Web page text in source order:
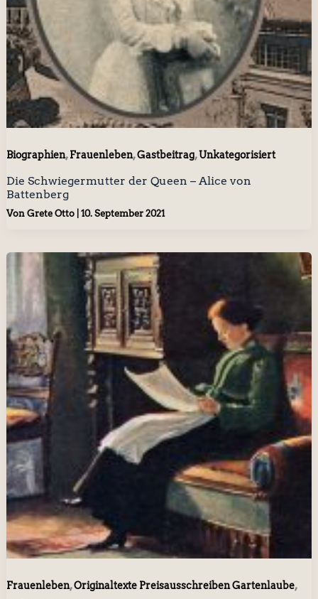
Biographien,Frauenleben,Gastbeitrag,Unkategorisiert
Die Schwiegermutter der Queen – Alice von
Battenberg
Von Grete Otto 10. September 2021
Frauenleben,Originaltexte Preisausschreiben Gartenlaube,